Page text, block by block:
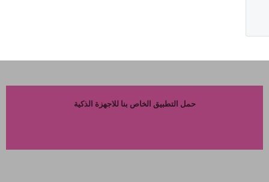
حمل التطبيق الخاص بنا للاجهزة الذكية